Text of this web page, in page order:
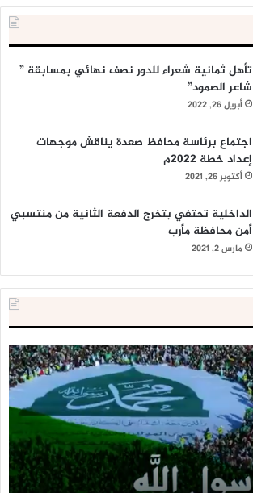
تأهل ثمانية شعراء للدور نصف نهائي بمسابقة ”
شاعر الصمود”
أبريل 26, 2022
اجتماع برئاسة محافظ صعدة يناقش موجهات
إعداد خطة 2022م
أكتوبر 26, 2021
الداخلية تحتفي بتخرج الدفعة الثانية من منتسبي
أمن محافظة مأرب
مارس 2, 2021